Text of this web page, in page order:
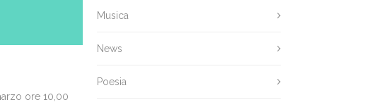
ore 10,00
Musica
News
Poesia